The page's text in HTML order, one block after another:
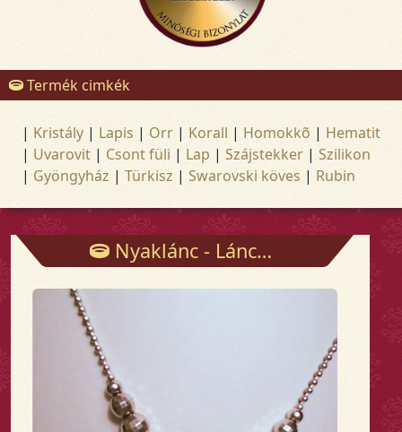
Termék cimkék
| Kristály | Lapis | Orr | Korall | Homokkõ | Hematit
| Uvarovit | Csont füli | Lap | Szájstekker | Szilikon
| Gyöngyház | Türkisz | Swarovski köves | Rubin
Nyaklánc - Láncok - Arany és ezüst ékszerek